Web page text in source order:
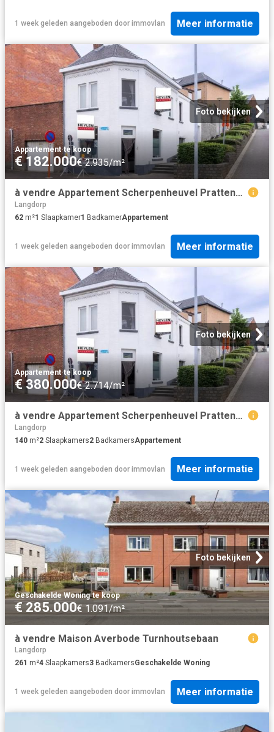
1 week geleden aangeboden door immovlan Meer informatie
Foto bekijken
Appartement·te koop
€ 182.000€ 2.935/m²
à vendre Appartement Scherpenheuvel Prattenborgstraat
Langdorp
62 m²1 Slaapkamer1 BadkamerAppartement
1 week geleden aangeboden door immovlan Meer informatie
Foto bekijken
Appartement·te koop
€ 380.000€ 2.714/m²
à vendre Appartement Scherpenheuvel Prattenborgstraat
Langdorp
140 m²2 Slaapkamers2 BadkamersAppartement
1 week geleden aangeboden door immovlan Meer informatie
Foto bekijken
Geschakelde Woning·te koop
€ 285.000€ 1.091/m²
à vendre Maison Averbode Turnhoutsebaan
Langdorp
261 m²4 Slaapkamers3 BadkamersGeschakelde Woning
1 week geleden aangeboden door immovlan Meer informatie